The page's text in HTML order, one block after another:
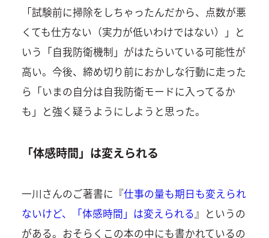
「試験前に掃除をしちゃったんだから、点数が悪
くても仕方ない（実力が低いわけではない）」と
いう「自我防衛機制」がはたらいている可能性が
高い。今後、締め切り前におかしな行動に走った
ら「いまの自分は自我防衛モードに入ってるか
も」と強く疑うようにしようと思った。
「体感時間」は変えられる
一川さんのご著書に『仕事の量も期日も変えられ
ないけど、「体感時間」は変えられる』というの
がある。おそらくこの本の中にも書かれているの